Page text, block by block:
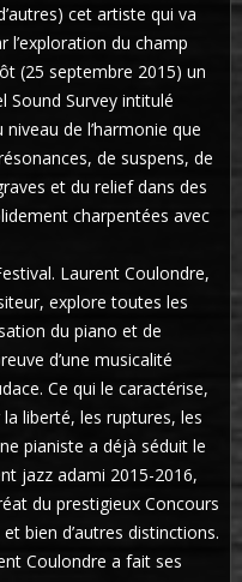
cet artiste qui va
l’exploration du champ
(25 septembre 2015) un
Sound Survey intitulé
de l’harmonie que
de suspens, de
et du relief dans des
charpentées avec
Laurent Coulondre,
explore toutes les
du piano et de
d’une musicalité
Ce qui le caractérise,
liberté, les ruptures, les
pianiste a déjà séduit le
jazz adami 2015-2016,
du prestigieux Concours
bien d’autres distinctions.
Coulondre a fait ses